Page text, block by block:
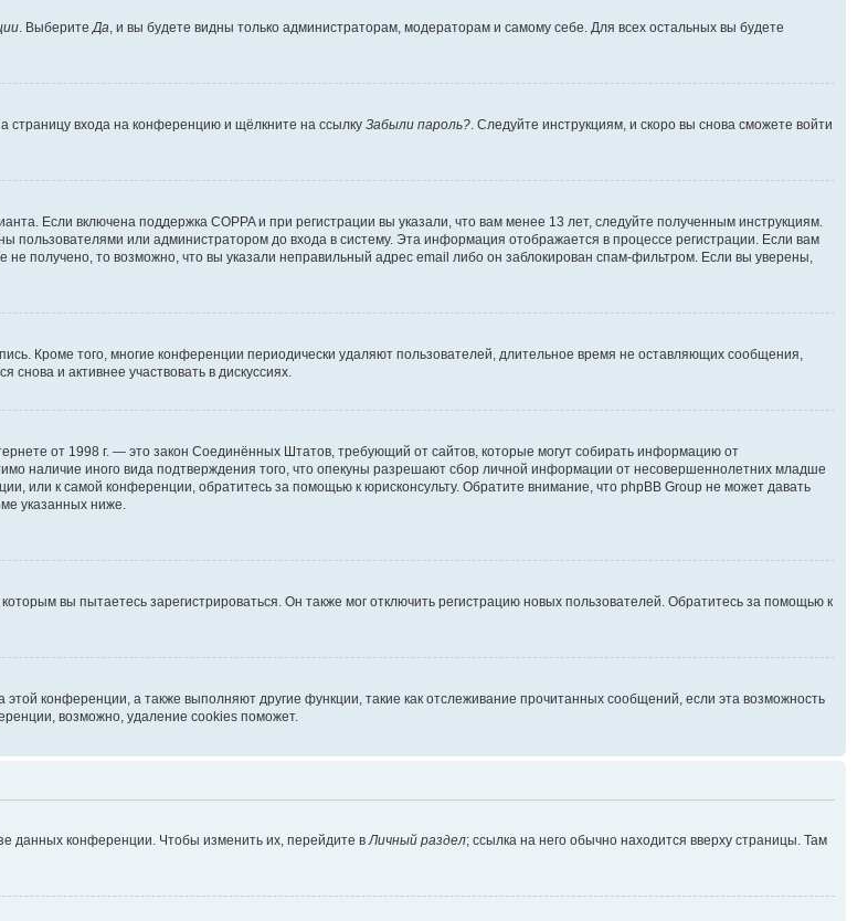
. Выберите Да , и вы будете видны только администраторам, модераторам и самому себе. Для всех остальных вы будете
страницу входа на конференцию и щёлкните на ссылку Забыли пароль? . Следуйте инструкциям, и скоро вы снова сможете войти
Если включена поддержка COPPA и при регистрации вы указали, что вам менее 13 лет, следуйте полученным инструкциям.
пользователями или администратором до входа в систему. Эта информация отображается в процессе регистрации. Если вам
получено, то возможно, что вы указали неправильный адрес email либо он заблокирован спам-фильтром. Если вы уверены,
Кроме того, многие конференции периодически удаляют пользователей, длительное время не оставляющих сообщения,
и активнее участвовать в дискуссиях.
от 1998 г. — это закон Соединённых Штатов, требующий от сайтов, которые могут собирать информацию от
наличие иного вида подтверждения того, что опекуны разрешают сбор личной информации от несовершеннолетних младше
или к самой конференции, обратитесь за помощью к юрисконсульту. Обратите внимание, что phpBB Group не может давать
указанных ниже.
вы пытаетесь зарегистрироваться. Он также мог отключить регистрацию новых пользователей. Обратитесь за помощью к
конференции, а также выполняют другие функции, такие как отслеживание прочитанных сообщений, если эта возможность
возможно, удаление cookies поможет.
данных конференции. Чтобы изменить их, перейдите в Личный раздел; ссылка на него обычно находится вверху страницы. Там